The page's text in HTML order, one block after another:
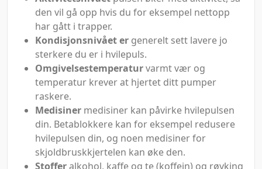
den vil gå opp hvis du for eksempel nettopp
har gått i trapper.
Kondisjonsnivået er generelt sett lavere jo
sterkere du er i hvilepuls.
Omgivelsestemperaturvarmt vær og
temperatur krever at hjertet ditt pumper
raskere.
Medisiner medisiner kan påvirke hvilepulsen
din. Betablokkere kan for eksempel redusere
hvilepulsen din, og noen medisiner for
skjoldbruskkjertelen kan øke den.
Stofferalkohol, kaffe og te (koffein) og røyking